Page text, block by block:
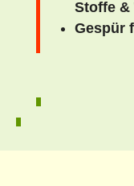
Stoffe &
Gespür